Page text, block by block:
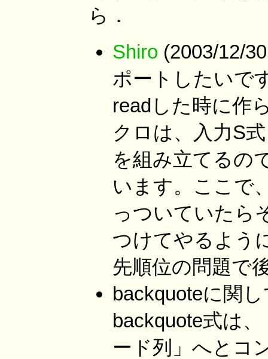
ら．
Shiro (2003/12/
ポートしたいで
readした時に作
クロは、入力S
を組み立てるの
います。ここで
っついていたら
つけてやるよう
先順位の問題で
backquoteに関
backquote式は
ード列」へとコ